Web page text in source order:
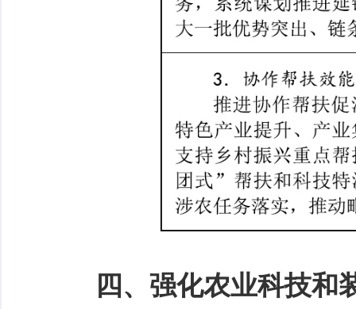
四、强化农业科技和